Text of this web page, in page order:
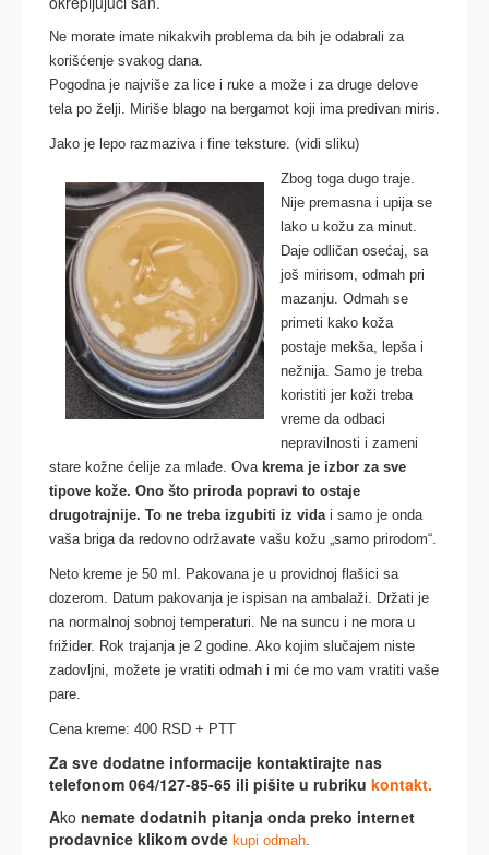
Ne morate imate nikakvih problema da bih je odabrali za
korišćenje svakog dana.
Pogodna je najviše za lice i ruke a može i za druge delove
tela po želji. Miriše blago na bergamot koji ima predivan miris.
Jako je lepo razmaziva i fine teksture. (vidi sliku)
Zbog toga dugo traje.
Nije premasna i upija se
lako u kožu za minut.
Daje odličan osećaj, sa
još mirisom, odmah pri
mazanju. Odmah se
primeti kako koža
postaje mekša, lepša i
nežnija. Samo je treba
koristiti jer koži treba
vreme da odbaci
nepravilnosti i zameni
stare kožne ćelije za mlađe. Ovakrema je izbor za sve
tipove kože. Ono što priroda popravi to ostaje
drugotrajnije. To ne treba izgubiti iz vidai samo je onda
vaša briga da redovno održavate vašu kožu „samo prirodom“.
Neto kreme je 50 ml. Pakovana je u providnoj flašici sa
dozerom. Datum pakovanja je ispisan na ambalaži. Držati je
na normalnoj sobnoj temperaturi. Ne na suncu i ne mora u
frižider. Rok trajanja je 2 godine. Ako kojim slučajem niste
zadovljni, možete je vratiti odmah i mi će mo vam vratiti vaše
pare.
Cena kreme: 400 RSD + PTT
Za sve dodatne informacije kontaktirajte nas
telefonom 064/127-85-65 ili pišite u rubriku kontakt.
Ako nemate dodatnih pitanja onda preko internet
prodavnice klikom ovde kupi odmah.